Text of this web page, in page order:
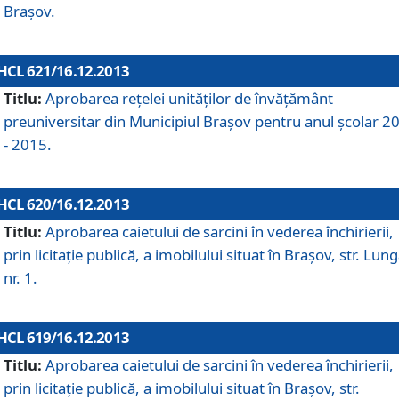
Braşov.
621/16.12.2013
Titlu: Aprobarea reţelei unităţilor de învăţământ
preuniversitar din Municipiul Braşov pentru anul şcolar
- 2015.
620/16.12.2013
Titlu: Aprobarea caietului de sarcini în vederea închirierii,
prin licitaţie publică, a imobilului situat în Braşov, str.
nr. 1.
619/16.12.2013
Titlu: Aprobarea caietului de sarcini în vederea închirierii,
prin licitaţie publică, a imobilului situat în Braşov, str.